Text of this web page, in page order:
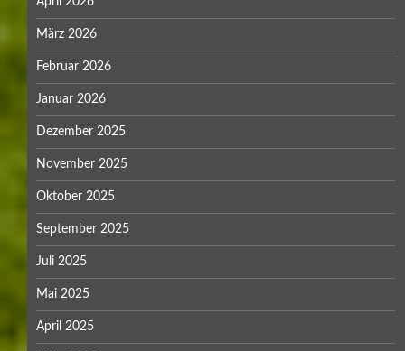
März 2026
Februar 2026
Januar 2026
Dezember 2025
November 2025
Oktober 2025
September 2025
Juli 2025
Mai 2025
April 2025